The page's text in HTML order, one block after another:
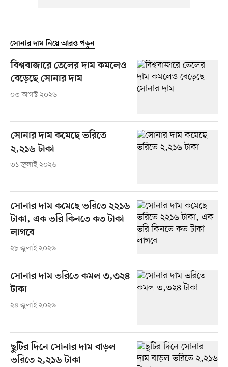
সোনার দাম নিয়ে আরও পড়ুন
বিশ্ববাজারে তেলের দাম কমলেও
বেড়েছে সোনার দাম
০৩ আগস্ট ২০২৬
সোনার দাম কমেছে ভরিতে
২,২১৬ টাকা
৩১ জুলাই ২০২৬
সোনার দাম কমেছে ভরিতে ২২১৬
টাকা, এক ভরি কিনতে কত টাকা
লাগবে
২৮ জুলাই ২০২৬
সোনার দাম ভরিতে কমল ৩,৩২৪
টাকা
২৪ জুলাই ২০২৬
ছুটির দিনে সোনার দাম বাড়ল
ভরিতে ২,২১৬ টাকা